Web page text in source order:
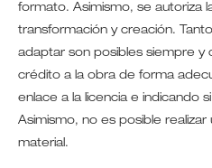
formato. Asimismo, se autoriza
transformación y creación.
adaptar son posibles siempre y
crédito a la obra de forma
enlace a la licencia e indicando
Asimismo, no es posible realizar
material.